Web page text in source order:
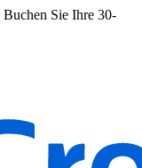
Buchen Sie Ihre 30-